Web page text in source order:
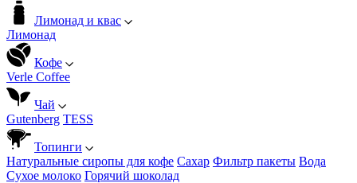
Лимонад и квас
Лимонад
Кофе
Verle Coffee
Чай
Gutenberg TESS
Топинги
Натуральные сиропы для кофе Сахар Фильтр пакеты Вода
Сухое молоко Горячий шоколад